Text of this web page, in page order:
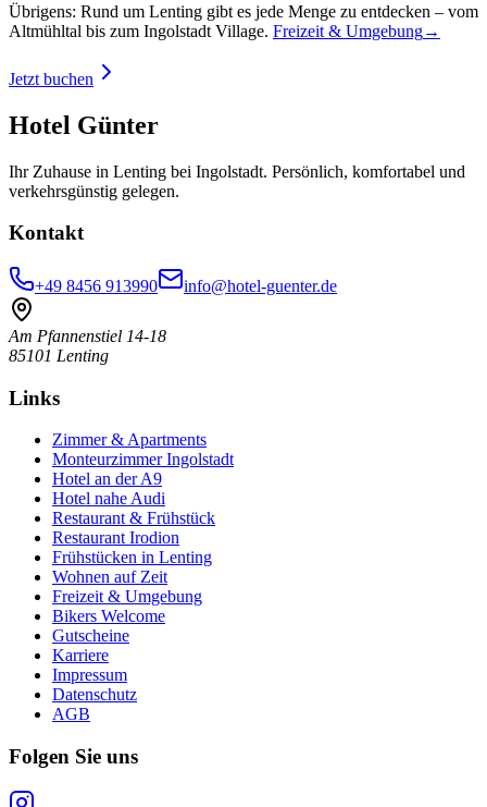
Übrigens: Rund um Lenting gibt es jede Menge zu entdecken – vom
Altmühltal bis zum Ingolstadt Village. Freizeit & Umgebung→
Jetzt buchen
Hotel Günter
Ihr Zuhause in Lenting bei Ingolstadt. Persönlich, komfortabel und
verkehrsgünstig gelegen.
Kontakt
+49 8456 913990 info@hotel-guenter.de
Am Pfannenstiel 14-18
85101 Lenting
Links
Zimmer & Apartments
Monteurzimmer Ingolstadt
Hotel an der A9
Hotel nahe Audi
Restaurant & Frühstück
Restaurant Irodion
Frühstücken in Lenting
Wohnen auf Zeit
Freizeit & Umgebung
Bikers Welcome
Gutscheine
Karriere
Impressum
Datenschutz
AGB
Folgen Sie uns